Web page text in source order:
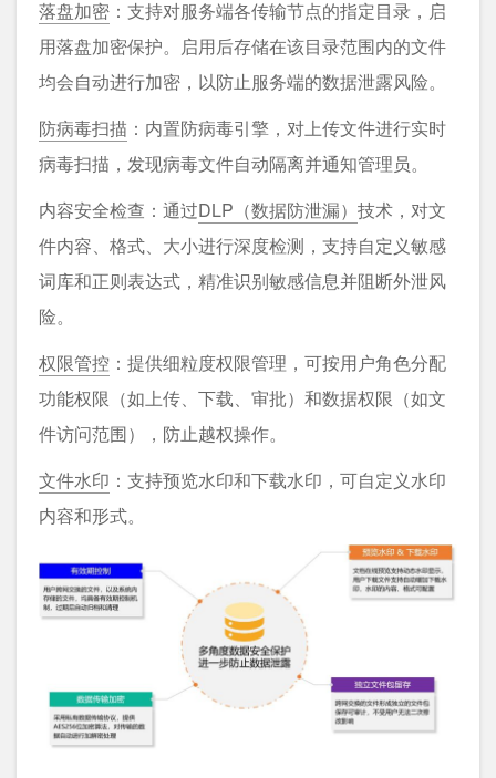
落盘加密 ：支持对服务端各传输节点的指定目录，启
用落盘加密保护。启用后存储在该目录范围内的文件
均会自动进行加密，以防止服务端的数据泄露风险。
防病毒扫描 ：内置防病毒引擎，对上传文件进行实时
病毒扫描，发现病毒文件自动隔离并通知管理员。
内容安全检查：通过DLP（数据防泄漏） 技术，对文
件内容、格式、大小进行深度检测，支持自定义敏感
词库和正则表达式，精准识别敏感信息并阻断外泄风
险。
权限管控 ：提供细粒度权限管理，可按用户角色分配
功能权限（如上传、下载、审批）和数据权限（如文
件访问范围），防止越权操作。
文件水印 ：支持预览水印和下载水印，可自定义水印
内容和形式。